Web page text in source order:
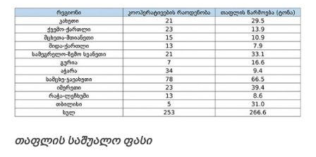
თაფლის საშუალო ფასი